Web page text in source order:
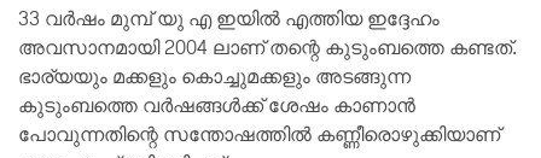
33 വർഷം മുമ്പ് യു എ ഇയിൽ എത്തിയ ഇദ്ദേഹം
അവസാനമായി 2004 ലാണ് തന്റെ കുടുംബത്തെ കണ്ടത്.
ഭാര്യയും മക്കളും കൊച്ചുമക്കളും അടങ്ങുന്ന
കുടുംബത്തെ വർഷങ്ങൾക്ക് ശേഷം കാണാൻ
പോവുന്നതിന്റെ സന്തോഷത്തിൽ കണ്ണീരൊഴുക്കിയാണ്